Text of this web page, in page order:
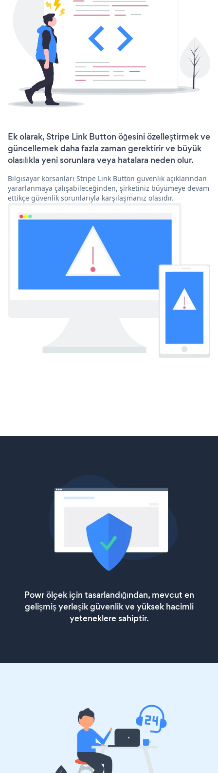
Ek olarak, Stripe Link Button öğesini özelleştirmek ve
güncellemek daha fazla zaman gerektirir ve büyük
olasılıkla yeni sorunlara veya hatalara neden olur.
Bilgisayar korsanları Stripe Link Button güvenlik açıklarından
yararlanmaya çalışabileceğinden, şirketiniz büyümeye devam
ettikçe güvenlik sorunlarıyla karşılaşmanız olasıdır.
Powr ölçek için tasarlandığından, mevcut en
gelişmiş yerleşik güvenlik ve yüksek hacimli
yeteneklere sahiptir.